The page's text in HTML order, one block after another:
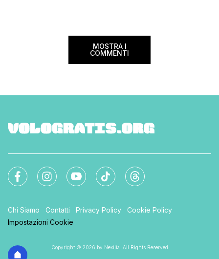
MOSTRA I
COMMENTI
Chi Siamo Contatti Privacy Policy
Cookie Policy
Impostazioni Cookie
Copyright © 2026 by Nexilia. All Rights Reserved